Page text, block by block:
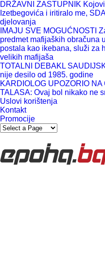
DRŽAVNI ZASTUPNIK
Izetbegovića i iritiralo me,
djelovanja
IMAJU SVE MOGUĆNOSTI
predmet mafijaških obračuna
postala kao ikebana, služi za
velikih mafijaša
TOTALNI DEBAKL
nije desilo od 1985. godine
KARDIOLOG UPOZORIO
TALASA: Ovaj bol nikako ne
Uslovi korištenja
Kontakt
Promocije